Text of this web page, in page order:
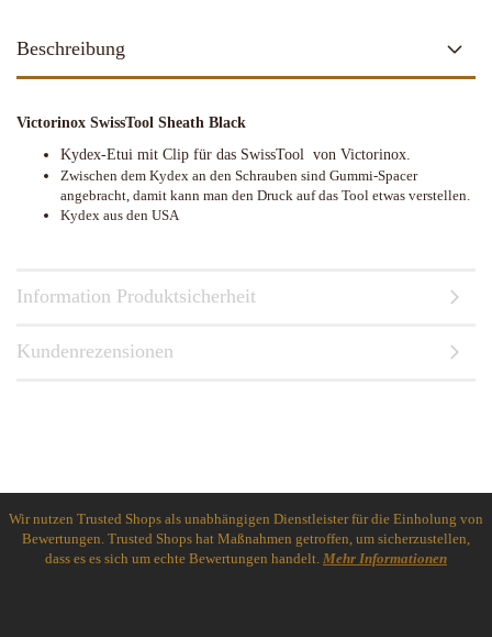
Beschreibung
Victorinox SwissTool Sheath Black
Kydex-Etui mit Clip für das SwissTool von Victorinox.
Zwischen dem Kydex an den Schrauben sind Gummi-Spacer
angebracht, damit kann man den Druck auf das Tool etwas verstellen.
Kydex aus den USA
Information Produktsicherheit
Kundenrezensionen
Wir nutzen Trusted Shops als unabhängigen Dienstleister für die Einholung von
Bewertungen. Trusted Shops hat Maßnahmen getroffen, um sicherzustellen,
dass es es sich um echte Bewertungen handelt. Mehr Informationen